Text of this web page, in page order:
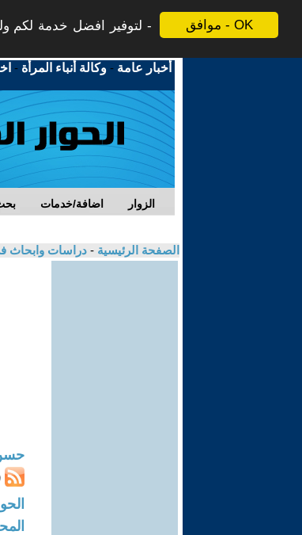
موافق - OK
لتوفير افضل خدمة لكم
أخبار عامة -وكالة أنباء المرأة -
اضافة/خدمات الزوار
الصفحة الرئيسية - دراسات وابحاث
الحوار